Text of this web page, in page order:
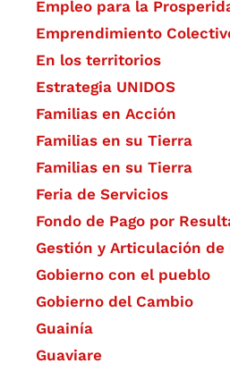
Empleo para la
Emprendimiento
En los territorios
Estrategia UNIDOS
Familias en Acción
Familias en su Tierra
Familias en su Tierra
Feria de Servicios
Fondo de Pago por
Gestión y Articulación
Gobierno con el pueblo
Gobierno del Cambio
Guainía
Guaviare